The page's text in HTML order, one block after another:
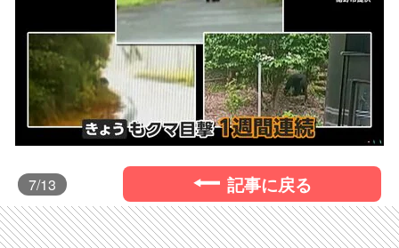
7/13 記事に戻る